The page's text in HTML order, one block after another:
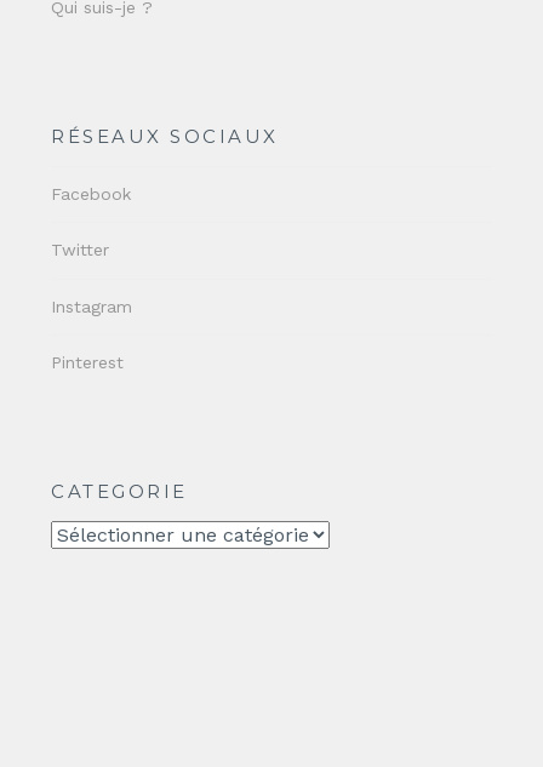
Qui suis-je ?
RÉSEAUX SOCIAUX
Facebook
Twitter
Instagram
Pinterest
CATEGORIE
CATEGORIE